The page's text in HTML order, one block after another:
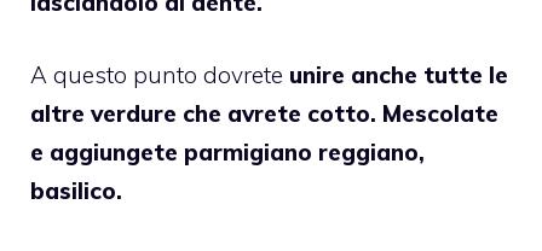
A questo punto dovrete unire anche tutte le
altre verdure che avrete cotto. Mescolate
e aggiungete parmigiano reggiano,
basilico.